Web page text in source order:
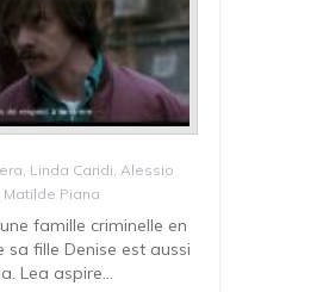
Linda Caridi, Alessio
Matilde Piana
famille criminelle en
sa fille Denise est aussi
Lea aspire...